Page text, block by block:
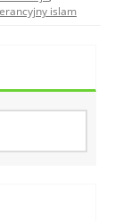
islam